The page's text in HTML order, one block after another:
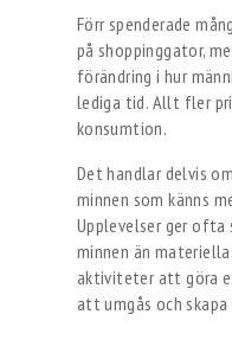
Förr spenderade
på shoppinggator,
förändring i hur
lediga tid. Allt fler
konsumtion.
Det handlar delvis
minnen som känns
Upplevelser ger ofta
minnen än
aktiviteter att göra
att umgås och